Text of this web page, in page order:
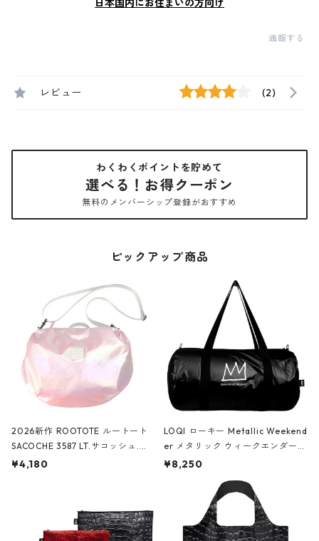
日本国内にお住まいの方向け
通報する
レビュー (2)
わくわくポイントを貯めて
選べる！お得クーポン
無料のメンバーシップ登録がおすすめ
ピックアップ商品
2026新作 ROOTOTE ルートート
SACOCHE 3587 LT.サコッシュ.ル
ミエ-B ショルダーバッグ グロスピ
¥4,180
LOQI ローキー Metallic Weekend
er メタリック ウィークエンダー
ボストンバッグ ショルダーバッグ
Black ジャン=ミッシェル・バスキ
ア/クラウン ブラック
¥8,250